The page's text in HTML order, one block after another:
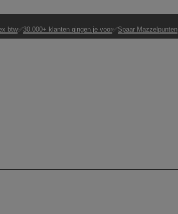
btw✅30.000+ klanten gingen je voor✅Spaar Mazzelpunten